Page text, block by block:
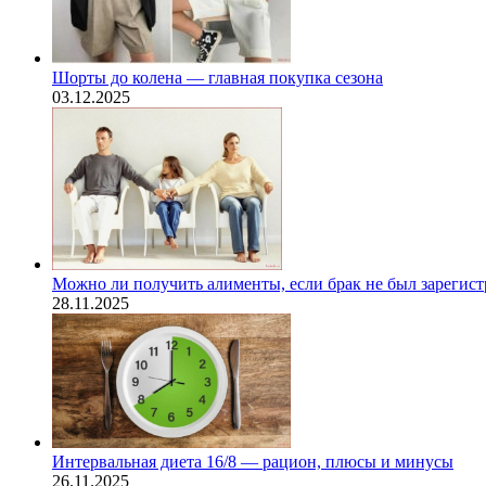
Шорты до колена — главная покупка сезона
03.12.2025
Можно ли получить алименты, если брак не был
28.11.2025
Интервальная диета 16/8 — рацион, плюсы и минусы
26.11.2025